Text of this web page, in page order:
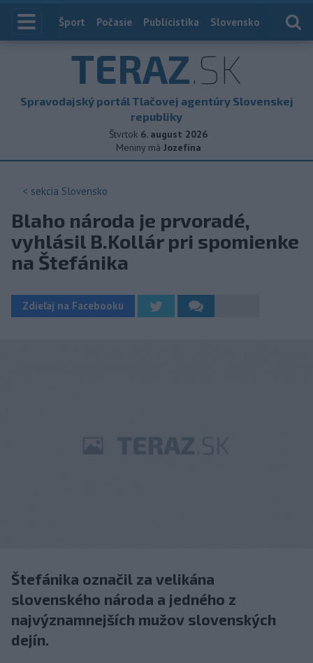
Index
Šport Počasie Publicistika Slovensko
TERAZ.SK
Spravodajský portál Tlačovej agentúry Slovenskej
republiky
Štvrtok 6. august 2026
Meniny má Jozefína
< sekcia Slovensko
Blaho národa je prvoradé,
vyhlásil B.Kollár pri spomienke
na Štefánika
Zdieľaj na Facebooku
Štefánika označil za velikána
slovenského národa a jedného z
najvýznamnejších mužov slovenských
dejín.